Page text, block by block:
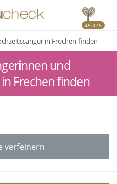
45.328
in Frechen finden
und
Frechen finden
verfeinern